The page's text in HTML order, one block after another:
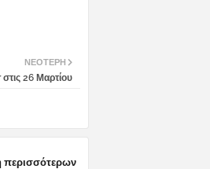
ΝΕΌΤΕΡΗ
26 Μαρτίου
περισσότερων